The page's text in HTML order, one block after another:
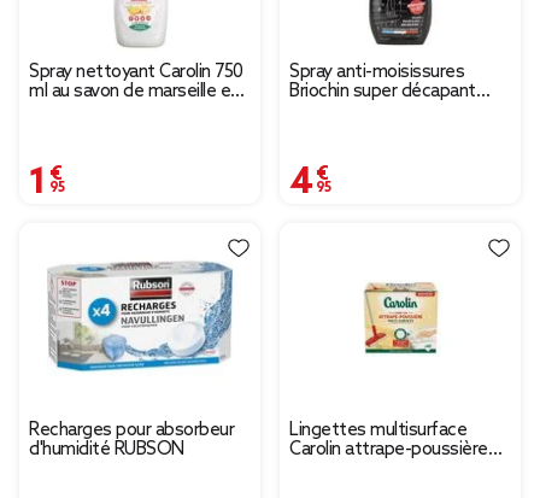
Spray nettoyant Carolin 750
ml au savon de marseille et
1,95 €
Spray anti-moisissures
Briochin super décapant
4,95 €
Recharges pour absorbeur
d'humidité RUBSON
Lingettes multisurface
Carolin attrape-poussière